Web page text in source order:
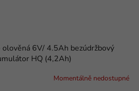
6V/ 4.5Ah bezúdržbový
HQ (4,2Ah)
Momentálně nedostupné